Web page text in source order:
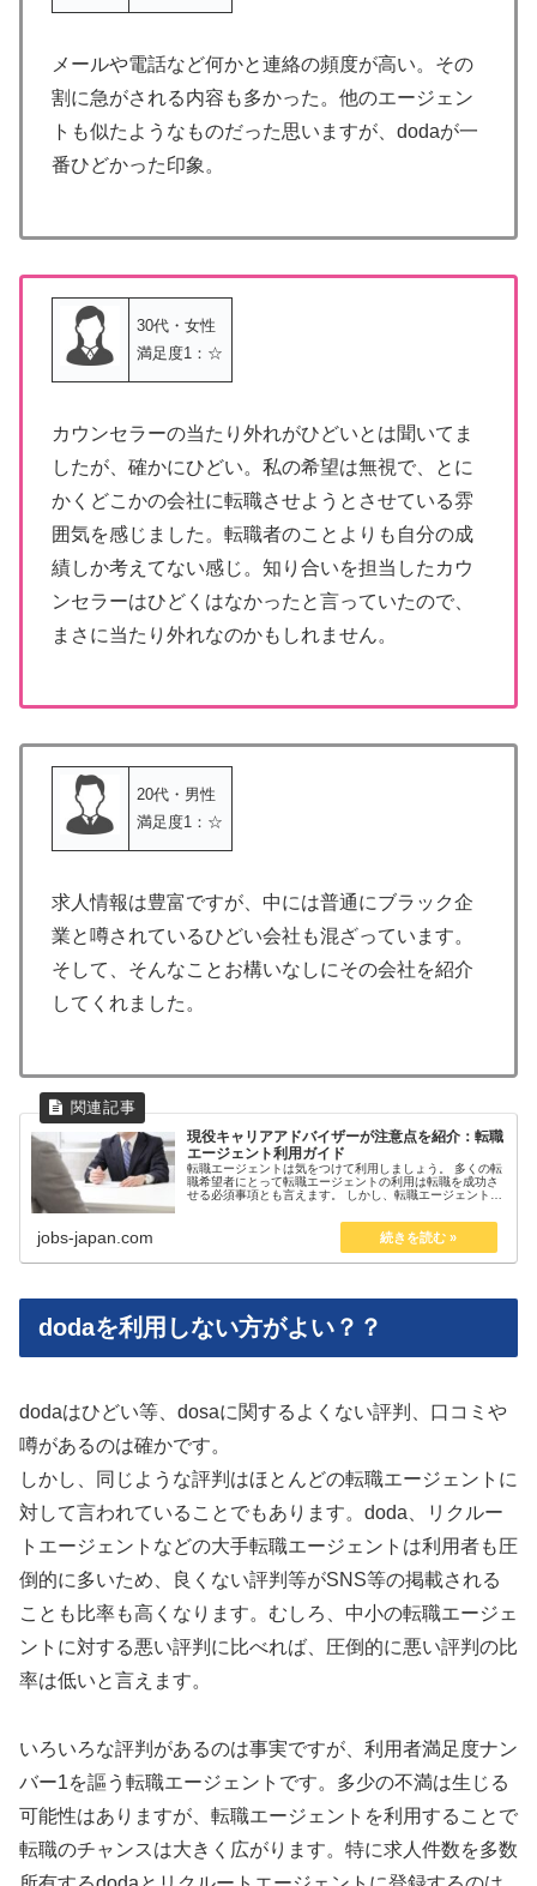
メールや電話など何かと連絡の頻度が高い。その
割に急がされる内容も多かった。他のエージェン
トも似たようなものだった思いますが、dodaが一
番ひどかった印象。
30代・女性
満足度1：☆
カウンセラーの当たり外れがひどいとは聞いてま
したが、確かにひどい。私の希望は無視で、とに
かくどこかの会社に転職させようとさせている雰
囲気を感じました。転職者のことよりも自分の成
績しか考えてない感じ。知り合いを担当したカウ
ンセラーはひどくはなかったと言っていたので、
まさに当たり外れなのかもしれません。
20代・男性
満足度1：☆
求人情報は豊富ですが、中には普通にブラック企
業と噂されているひどい会社も混ざっています。
そして、そんなことお構いなしにその会社を紹介
してくれました。
現役キャリアアドバイザーが注意点を紹介：転職
エージェント利用ガイド
転職エージェントは気をつけて利用しましょう。 多くの転
職希望者にとって転職エージェントの利用は転職を成功さ
せる必須事項とも言えます。 しかし、転職エージェントを
か、登録後に何をしなければなら...
jobs-japan.com
dodaを利用しない方がよい？？
dodaはひどい等、dosaに関するよくない評判、口コミや
噂があるのは確かです。
しかし、同じような評判はほとんどの転職エージェントに
対して言われていることでもあります。doda、リクルー
トエージェントなどの大手転職エージェントは利用者も圧
倒的に多いため、良くない評判等がSNS等の掲載される
ことも比率も高くなります。むしろ、中小の転職エージェ
ントに対する悪い評判に比べれば、圧倒的に悪い評判の比
率は低いと言えます。
いろいろな評判があるのは事実ですが、利用者満足度ナン
バー1を謳う転職エージェントです。多少の不満は生じる
可能性はありますが、転職エージェントを利用することで
転職のチャンスは大きく広がります。特に求人件数を多数